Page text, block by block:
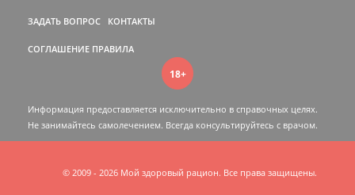
ЗАДАТЬ ВОПРОС КОНТАКТЫ
СОГЛАШЕНИЕ ПРАВИЛА
18+
Информация предоставляется исключительно в справочных целях.
Не занимайтесь самолечением. Всегда консультируйтесь c врачом.
© 2009 - 2026 Мой здоровый рацион. Все права защищены.